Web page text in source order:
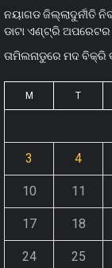
ନୟାଗଡ ଜିଲ୍ଲାଦୁର୍ନୀତି
ଡାଟା ଏଣ୍ଟ୍ରି
ତାମିଲନାଡୁରେ ମଦ ବିକ୍ରି
M T
3 4
10 11
17 18
24 25